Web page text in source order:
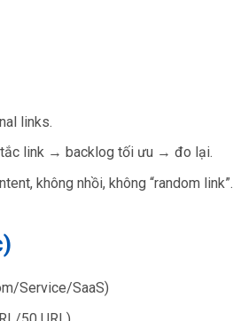
links.
link → backlog tối ưu → đo lại.
không nhồi, không “random link”.
Service/SaaS)